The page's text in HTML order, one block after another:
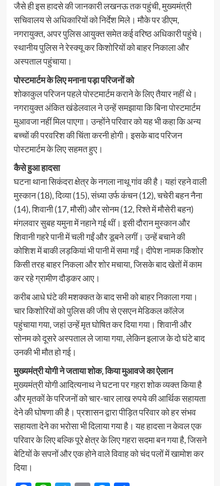
जैसे ही इस हादसे की जानकारी लखनऊ तक पहुंची, मुख्यमंत्री
सचिवालय से अधिकारियों को निर्देश मिले। मौके पर डीएम,
नगरायुक्त, अपर पुलिस आयुक्त समेत कई वरिष्ठ अधिकारी पहुंचे।
स्थानीय पुलिस ने रेस्क्यू कर किशोरियों को बाहर निकाला और
अस्पताल पहुंचाया।
पोस्टमार्टम के लिए मनाना पड़ा परिजनों को
शोकाकुल परिजन पहले पोस्टमार्टम कराने के लिए तैयार नहीं थे।
नगरायुक्त अंकित खंडेलवाल ने उन्हें समझाया कि बिना पोस्टमार्टम
मुआवजा नहीं मिल पाएगा। उन्होंने परिवार को यह भी कहा कि अन्य
बच्चों की परवरिश की चिंता करनी होगी। इसके बाद परिजन
पोस्टमार्टम के लिए सहमत हुए।
कैसे हुआ हादसा
घटना थाना सिकंदरा क्षेत्र के नगला नाथू गांव की है। यहां रहने वाली
मुस्कान (18), दिव्या (15), संध्या उर्फ कंचन (12), चचेरी बहन नैना
(14), शिवानी (17, मौसी) और सोनम (12, रिश्ते में मौसेरी बहन)
मंगलवार सुबह यमुना में नहाने गई थीं। इसी दौरान मुस्कान और
शिवानी गहरे पानी में चली गईं और डूबने लगीं। उन्हें बचाने की
कोशिश में बाकी लड़कियां भी पानी में समा गईं। दीपेश नामक किशोर
किसी तरह बाहर निकला और शोर मचाया, जिसके बाद खेतों में काम
कर रहे ग्रामीण दौड़कर आए।
करीब आधे घंटे की मशक्कत के बाद सभी को बाहर निकाला गया।
चार किशोरियों को पुलिस की जीप से एसएन मेडिकल कॉलेज
पहुंचाया गया, जहां उन्हें मृत घोषित कर दिया गया। शिवानी और
सोनम को दूसरे अस्पताल ले जाया गया, लेकिन इलाज के दो घंटे बाद
उनकी भी मौत हो गई।
मुख्यमंत्री योगी ने जताया शोक, किया मुआवजे का ऐलान
मुख्यमंत्री योगी आदित्यनाथ ने घटना पर गहरा शोक व्यक्त किया है
और मृतकों के परिजनों को चार-चार लाख रुपये की आर्थिक सहायता
देने की घोषणा की है। प्रशासन द्वारा पीड़ित परिवार को हर संभव
सहायता देने का भरोसा भी दिलाया गया है। यह हादसा न केवल एक
परिवार के लिए बल्कि पूरे क्षेत्र के लिए गहरा सदमा बन गया है, जिसने
बेटियों के सपनों और एक होने वाले विवाह को चंद पलों में खामोश कर
दिया।